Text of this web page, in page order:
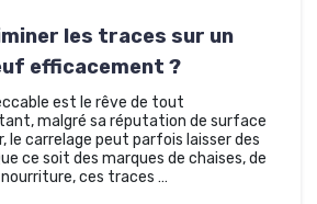
les traces sur un
efficacement ?
est le rêve de tout
malgré sa réputation de surface
le carrelage peut parfois laisser des
ce soit des marques de chaises, de
ces traces …